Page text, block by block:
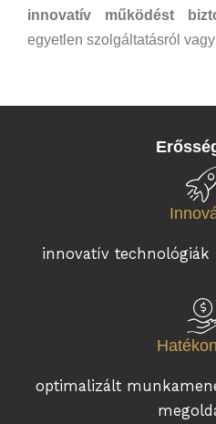
innovatív működést
egyetlen szolgáltatásról
innovatív technológiák
optimalizált